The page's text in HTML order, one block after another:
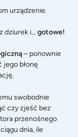
urządzenie.
dziurek i… gotowe!
– ponownie
jego błonę
swobodnie
czy zjeść bez
przenośnego
dnia, ile